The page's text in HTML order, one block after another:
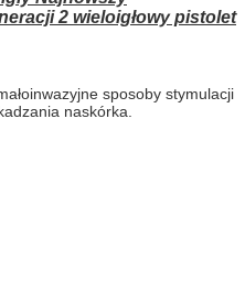
2 wieloigłowy pistolet
sposoby stymulacji
naskórka.